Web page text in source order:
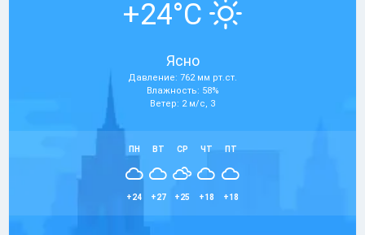
+24°C
Ясно
Давление: 762 мм рт.ст.
Влажность: 58%
Ветер: 2 м/с, З
ПН
+24
ВТ
+27
СР
+25
ЧТ
+18
ПТ
+18